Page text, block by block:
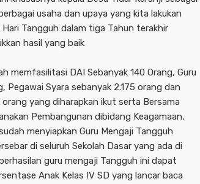
usaha dan upaya yang kita lakukan
Tangguh dalam tiga Tahun terakhir
hasil yang baik
memfasilitasi DAI Sebanyak 140 Orang, Guru
Pegawai Syara sebanyak 2.175 orang dan
orang yang diharapkan ikut serta Bersama
Pembangunan dibidang Keagamaan,
menyiapkan Guru Mengaji Tangguh
di seluruh Sekolah Dasar yang ada di
guru mengaji Tangguh ini dapat
Anak Kelas IV SD yang lancar baca